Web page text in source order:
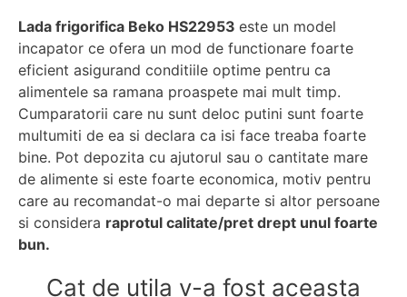
Lada frigorifica Beko HS22953 este un model
incapator ce ofera un mod de functionare foarte
eficient asigurand conditiile optime pentru ca
alimentele sa ramana proaspete mai mult timp.
Cumparatorii care nu sunt deloc putini sunt foarte
multumiti de ea si declara ca isi face treaba foarte
bine. Pot depozita cu ajutorul sau o cantitate mare
de alimente si este foarte economica, motiv pentru
care au recomandat-o mai departe si altor persoane
si considera raprotul calitate/pret drept unul foarte
bun.
Cat de utila v-a fost aceasta